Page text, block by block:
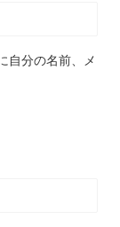
自分の名前、メ